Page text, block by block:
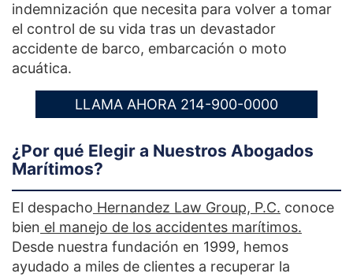
indemnización que necesita para volver a tomar
el control de su vida tras un devastador
accidente de barco, embarcación o moto
acuática.
LLAMA AHORA 214-900-0000
¿Por qué Elegir a Nuestros Abogados
Marítimos?
El despacho Hernandez Law Group, P.C. conoce
bien el manejo de los accidentes marítimos.
Desde nuestra fundación en 1999, hemos
ayudado a miles de clientes a recuperar la